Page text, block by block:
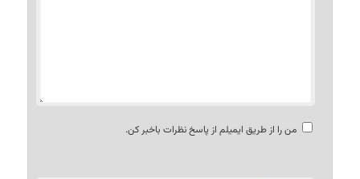
من را از طریق ایمیلم از پاسخ نظرات باخبر کن.